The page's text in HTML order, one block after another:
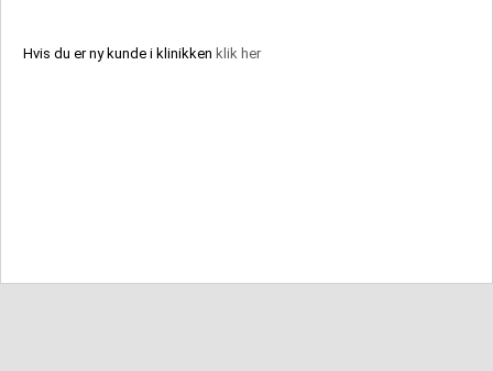
Hvis du er ny kunde i klinikken klik her